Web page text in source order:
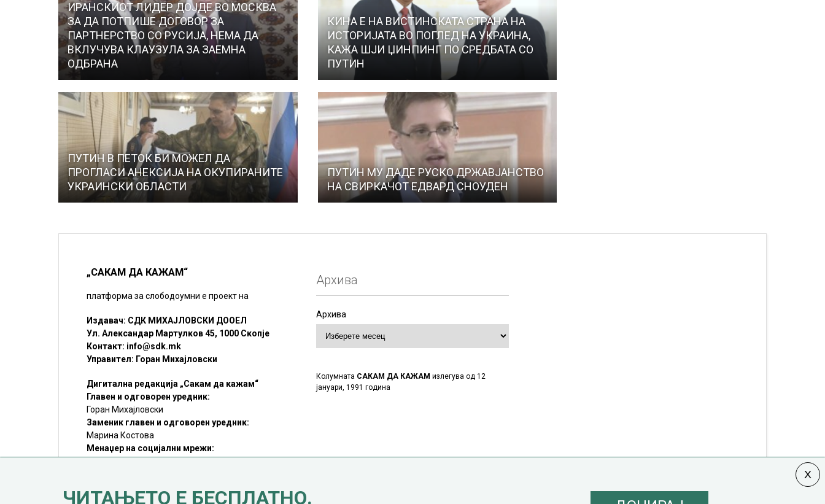
ИРАНСКИОТ ЛИДЕР ДОЈДЕ ВО МОСКВА
ЗА ДА ПОТПИШЕ ДОГОВОР ЗА
ПАРТНЕРСТВО СО РУСИЈА, НЕМА ДА
ВКЛУЧУВА КЛАУЗУЛА ЗА ЗАЕМНА
ОДБРАНА
КИНА Е НА ВИСТИНСКАТА СТРАНА НА
ИСТОРИЈАТА ВО ПОГЛЕД НА УКРАИНА,
КАЖА ШЈИ ЏИНПИНГ ПО СРЕДБАТА СО
ПУТИН
ПУТИН В ПЕТОК БИ МОЖЕЛ ДА
ПРОГЛАСИ АНЕКСИЈА НА ОКУПИРАНИТЕ
УКРАИНСКИ ОБЛАСТИ
ПУТИН МУ ДАДЕ РУСКО ДРЖАВЈАНСТВО
НА СВИРКАЧОТ ЕДВАРД СНОУДЕН
„САКАМ ДА КАЖАМ“
платформа за слободоумни е проект на
Издавач: СДК МИХАЈЛОВСКИ ДООЕЛ
Ул. Александар Мартулков 45, 1000 Скопје
Контакт: info@sdk.mk
Управител: Горан Михајловски
Дигитална редакција „Сакам да кажам“
Главен и одговорен уредник:
Горан Михајловски
Заменик главен и одговорен уредник:
Марина Костова
Менаџер на социјални мрежи:
Мирослав Илиоски
©SDK.MK Крадењето авторски текстови е казниво со закон.
Архива
Архива
Колумната САКАМ ДА КАЖАМ излегува од 12
јануари, 1991 година
ЧИТАЊЕТО Е БЕСПЛАТНО.